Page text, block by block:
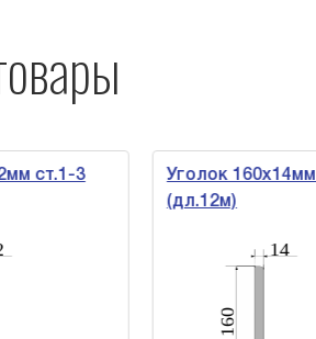
ст.1-3
Уголок 160х14мм
(дл.12м)